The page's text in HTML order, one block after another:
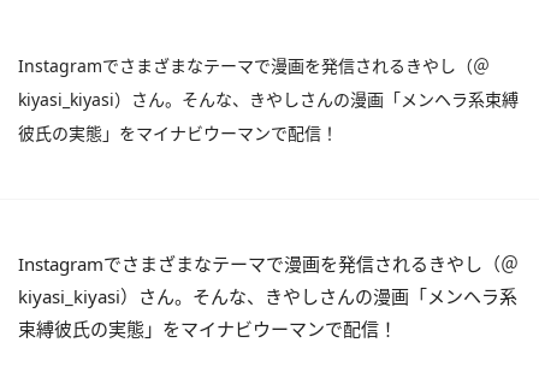
Instagramでさまざまなテーマで漫画を発信されるきやし（＠
kiyasi_kiyasi）さん。そんな、きやしさんの漫画「メンヘラ系束縛
彼氏の実態」をマイナビウーマンで配信！
Instagramでさまざまなテーマで漫画を発信されるきやし（＠
kiyasi_kiyasi）さん。そんな、きやしさんの漫画「メンヘラ系
束縛彼氏の実態」をマイナビウーマンで配信！